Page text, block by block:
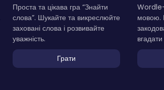
Проста та цікава гра “Знайти
слова”. Шукайте та викреслюйте
заховані слова і розвивайте
уважність.
Грати
Wordle-
мовою.